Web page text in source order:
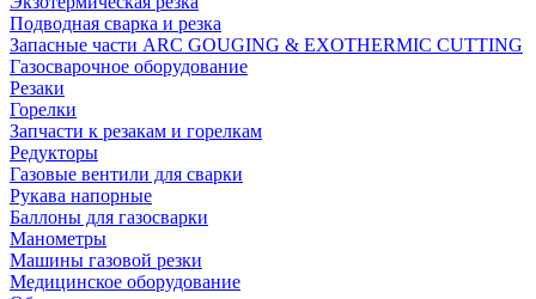
Подводная сварка и резка
Запасные части ARC GOUGING & EXOTHERMIC CUTTING
Газосварочное оборудование
Резаки
Горелки
Запчасти к резакам и горелкам
Редукторы
Газовые вентили для сварки
Рукава напорные
Баллоны для газосварки
Манометры
Машины газовой резки
Медицинское оборудование